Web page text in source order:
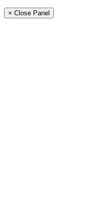
× Close Panel